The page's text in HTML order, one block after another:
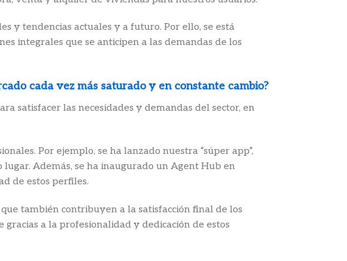
y tendencias actuales y a futuro. Por ello, se está
integrales que se anticipen a las demandas de los
cada vez más saturado y en constante cambio?
satisfacer las necesidades y demandas del sector, en
Por ejemplo, se ha lanzado nuestra “súper app”,
Además, se ha inaugurado un Agent Hub en
de estos perfiles.
también contribuyen a la satisfacción final de los
a la profesionalidad y dedicación de estos